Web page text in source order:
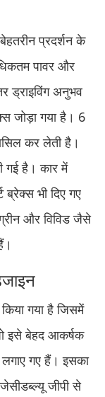
प्रदर्शन के
पावर और
ड्राइविंग अनुभव
जोड़ा गया है। 6
कर लेती है।
गई है। कार में
ब्रेक्स भी दिए गए
और विविड जैसे
गया है जिसमें
इसे बेहद आकर्षक
गए हैं। इसका
जेसीडब्ल्यू जीपी से